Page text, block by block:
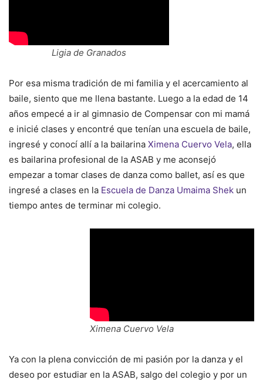
Ligia de Granados
Por esa misma tradición de mi familia y el acercamiento al
baile, siento que me llena bastante. Luego a la edad de 14
años empecé a ir al gimnasio de Compensar con mi mamá
e inicié clases y encontré que tenían una escuela de baile,
ingresé y conocí allí a la bailarina Ximena Cuervo Vela, ella
es bailarina profesional de la ASAB y me aconsejó
empezar a tomar clases de danza como ballet, así es que
ingresé a clases en la Escuela de Danza Umaima Shek un
tiempo antes de terminar mi colegio.
Ximena Cuervo Vela
Ya con la plena convicción de mi pasión por la danza y el
deseo por estudiar en la ASAB, salgo del colegio y por un